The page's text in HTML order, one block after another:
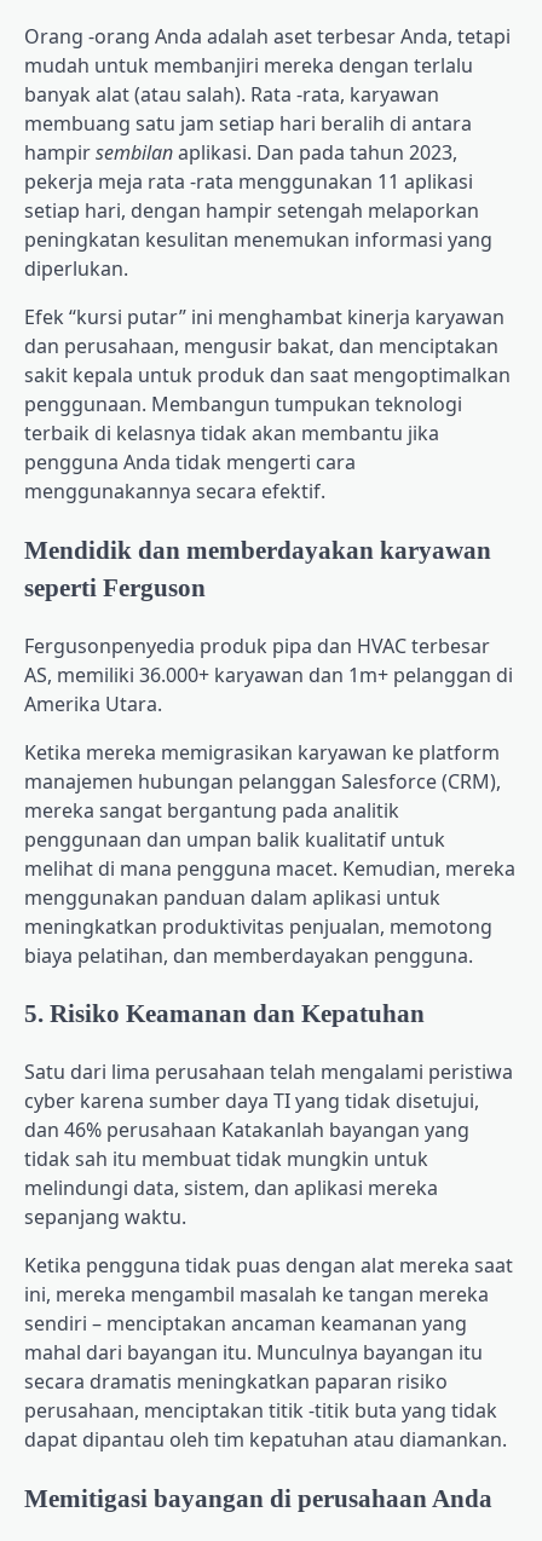
Orang -orang Anda adalah aset terbesar Anda, tetapi
mudah untuk membanjiri mereka dengan terlalu
banyak alat (atau salah). Rata -rata, karyawan
membuang satu jam setiap hari beralih di antara
hampirsembilanaplikasi. Dan pada tahun 2023,
pekerja meja rata -rata menggunakan 11 aplikasi
setiap hari, dengan hampir setengah melaporkan
peningkatan kesulitan menemukan informasi yang
diperlukan.
Efek “kursi putar” ini menghambat kinerja karyawan
dan perusahaan, mengusir bakat, dan menciptakan
sakit kepala untuk produk dan saat mengoptimalkan
penggunaan. Membangun tumpukan teknologi
terbaik di kelasnya tidak akan membantu jika
pengguna Anda tidak mengerti cara
menggunakannya secara efektif.
Mendidik dan memberdayakan karyawan
seperti Ferguson
Fergusonpenyedia produk pipa dan HVAC terbesar
AS, memiliki 36.000+ karyawan dan 1m+ pelanggan di
Amerika Utara.
Ketika mereka memigrasikan karyawan ke platform
manajemen hubungan pelanggan Salesforce (CRM),
mereka sangat bergantung pada analitik
penggunaan dan umpan balik kualitatif untuk
melihat di mana pengguna macet. Kemudian, mereka
menggunakan panduan dalam aplikasi untuk
meningkatkan produktivitas penjualan, memotong
biaya pelatihan, dan memberdayakan pengguna.
5. Risiko Keamanan dan Kepatuhan
Satu dari lima perusahaan telah mengalami peristiwa
cyber karena sumber daya TI yang tidak disetujui,
dan 46% perusahaan Katakanlah bayangan yang
tidak sah itu membuat tidak mungkin untuk
melindungi data, sistem, dan aplikasi mereka
sepanjang waktu.
Ketika pengguna tidak puas dengan alat mereka saat
ini, mereka mengambil masalah ke tangan mereka
sendiri – menciptakan ancaman keamanan yang
mahal dari bayangan itu. Munculnya bayangan itu
secara dramatis meningkatkan paparan risiko
perusahaan, menciptakan titik -titik buta yang tidak
dapat dipantau oleh tim kepatuhan atau diamankan.
Memitigasi bayangan di perusahaan Anda